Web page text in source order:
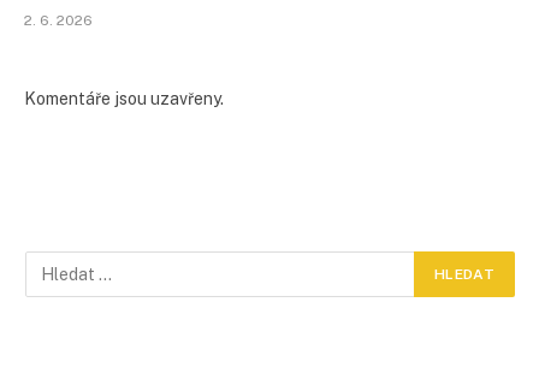
2. 6. 2026
Komentáře jsou uzavřeny.